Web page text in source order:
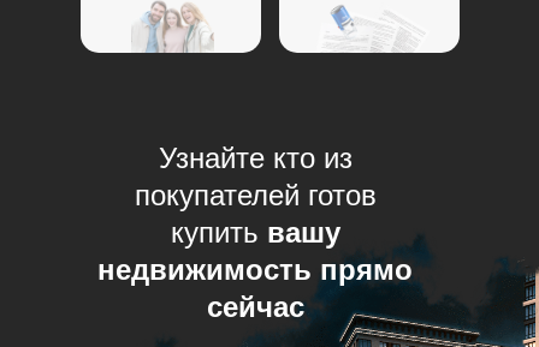
Узнайте кто из
покупателей готов
купить вашу
недвижимость прямо
сейчас